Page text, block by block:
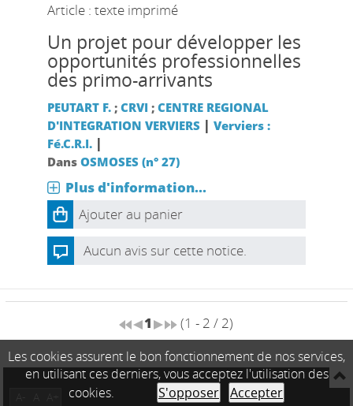
Article : texte imprimé
Un projet pour développer les
opportunités professionnelles
des primo-arrivants
PEUTART F.; CRVI ; CENTRE REGIONAL
D'INTEGRATION VERVIERS | Verviers :
Fé.C.R.I.|
Dans OSMOSES (n° 27)
Plus d'information...
Ajouter au panier
Aucun avis sur cette notice.
1 (1 - 2 / 2)
Les cookies assurent le bon fonctionnement de nos services,
en utilisant ces derniers, vous acceptez l'utilisation des
cookies.
S'opposer Accepter